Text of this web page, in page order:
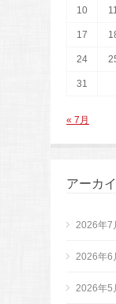
10
17
24
31
« 7月
アーカ
2026年7
2026年6
2026年5